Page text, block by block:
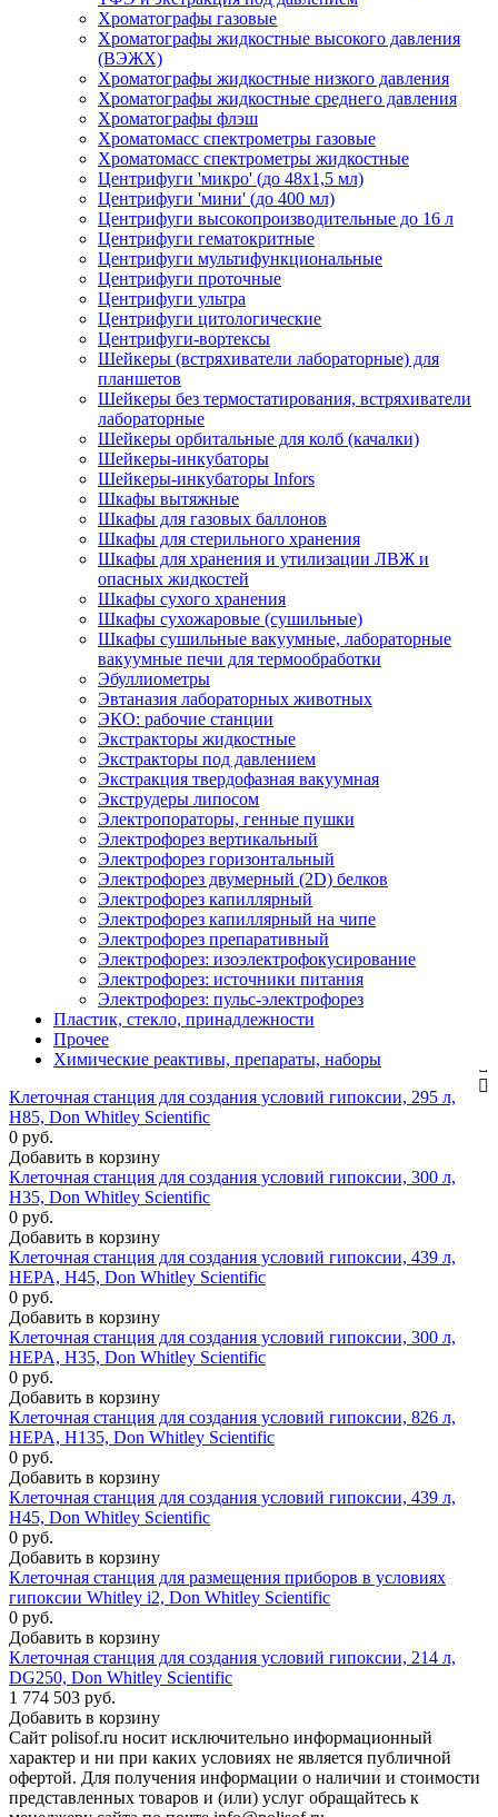
Хроматографы газовые
Хроматографы жидкостные высокого давления
(ВЭЖХ)
Хроматографы жидкостные низкого давления
Хроматографы жидкостные среднего давления
Хроматографы флэш
Хроматомасс спектрометры газовые
Хроматомасс спектрометры жидкостные
Центрифуги 'микро' (до 48x1,5 мл)
Центрифуги 'мини' (до 400 мл)
Центрифуги высокопроизводительные до 16 л
Центрифуги гематокритные
Центрифуги мультифункциональные
Центрифуги проточные
Центрифуги ультра
Центрифуги цитологические
Центрифуги-вортексы
Шейкеры (встряхиватели лабораторные) для
планшетов
Шейкеры без термостатирования, встряхиватели
лабораторные
Шейкеры орбитальные для колб (качалки)
Шейкеры-инкубаторы
Шейкеры-инкубаторы Infors
Шкафы вытяжные
Шкафы для газовых баллонов
Шкафы для стерильного хранения
Шкафы для хранения и утилизации ЛВЖ и
опасных жидкостей
Шкафы сухого хранения
Шкафы сухожаровые (сушильные)
Шкафы сушильные вакуумные, лабораторные
вакуумные печи для термообработки
Эбуллиометры
Эвтаназия лабораторных животных
ЭКО: рабочие станции
Экстракторы жидкостные
Экстракторы под давлением
Экстракция твердофазная вакуумная
Экструдеры липосом
Электропораторы, генные пушки
Электрофорез вертикальный
Электрофорез горизонтальный
Электрофорез двумерный (2D) белков
Электрофорез капиллярный
Электрофорез капиллярный на чипе
Электрофорез препаративный
Электрофорез: изоэлектрофокусирование
Электрофорез: источники питания
Электрофорез: пульс-электрофорез
Пластик, стекло, принадлежности
Прочее
Химические реактивы, препараты, наборы
Клеточная станция для создания условий гипоксии, 295 л,
H85, Don Whitley Scientific
0 руб.
Добавить в корзину
Клеточная станция для создания условий гипоксии, 300 л,
H35, Don Whitley Scientific
0 руб.
Добавить в корзину
Клеточная станция для создания условий гипоксии, 439 л,
HEPA, H45, Don Whitley Scientific
0 руб.
Добавить в корзину
Клеточная станция для создания условий гипоксии, 300 л,
HEPA, H35, Don Whitley Scientific
0 руб.
Добавить в корзину
Клеточная станция для создания условий гипоксии, 826 л,
HEPA, H135, Don Whitley Scientific
0 руб.
Добавить в корзину
Клеточная станция для создания условий гипоксии, 439 л,
H45, Don Whitley Scientific
0 руб.
Добавить в корзину
Клеточная станция для размещения приборов в условиях
гипоксии Whitley i2, Don Whitley Scientific
0 руб.
Добавить в корзину
Клеточная станция для создания условий гипоксии, 214 л,
DG250, Don Whitley Scientific
1 774 503 руб.
Добавить в корзину
Сайт polisof.ru носит исключительно информационный
характер и ни при каких условиях не является публичной
офертой. Для получения информации о наличии и стоимости
представленных товаров и (или) услуг обращайтесь к